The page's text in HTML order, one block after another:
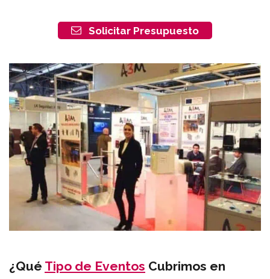
Solicitar Presupuesto
¿Qué Tipo de Eventos Cubrimos en